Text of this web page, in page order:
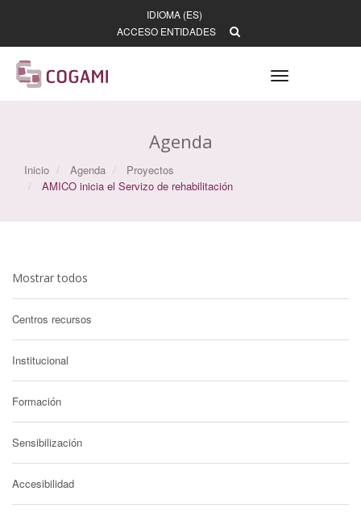
IDIOMA (ES)
ACCESO ENTIDADES
Toggle
Agenda
Inicio Agenda
Proyectos
AMICO inicia el Servizo de rehabilitación
Mostrar todos
Centros recursos
Institucional
Formación
Sensibilización
Accesibilidad